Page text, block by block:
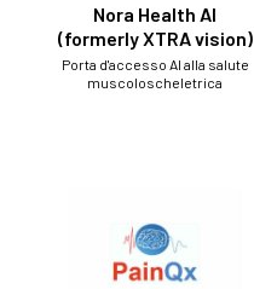
Nora Health AI
(formerly XTRA vision)
Porta d'accesso AI alla salute
muscoloscheletrica